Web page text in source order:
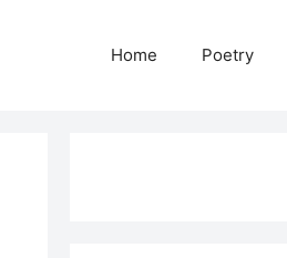
Home Poetry